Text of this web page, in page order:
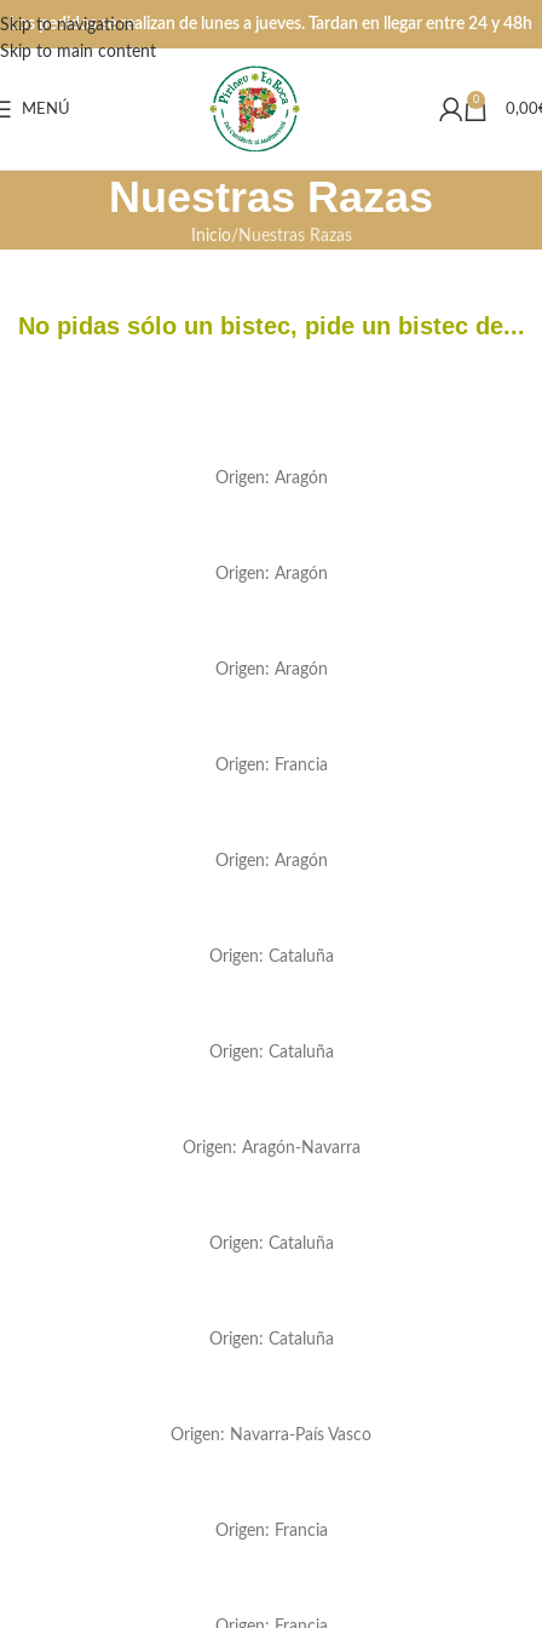
Skip to navigation
Skip to main content
Los pedidos se realizan de lunes a jueves. Tardan en llegar entre 24 y 48h
MENÚ
0
0,00
Nuestras Razas
Inicio Nuestras Razas
No pidas sólo un bistec, pide un bistec de...
Origen: Aragón
Origen: Aragón
Origen: Aragón
Origen: Francia
Origen: Aragón
Origen: Cataluña
Origen: Cataluña
Origen: Aragón-Navarra
Origen: Cataluña
Origen: Cataluña
Origen: Navarra-País Vasco
Origen: Francia